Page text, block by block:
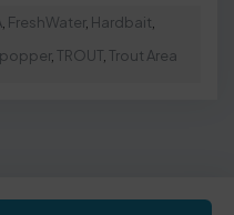
, FreshWater, Hardbait
popper, TROUT, Trout Area